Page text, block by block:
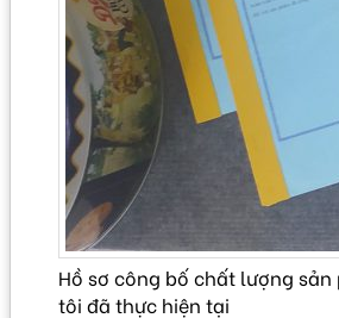
Hồ sơ công bố chất lượng
tôi đã thực hiện tại